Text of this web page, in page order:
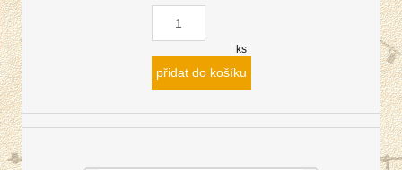
ks
přidat do košíku